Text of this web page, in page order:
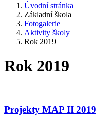
Úvodní stránka
Základní škola
Fotogalerie
Aktivity školy
Rok 2019
Rok 2019
Projekty MAP II 2019